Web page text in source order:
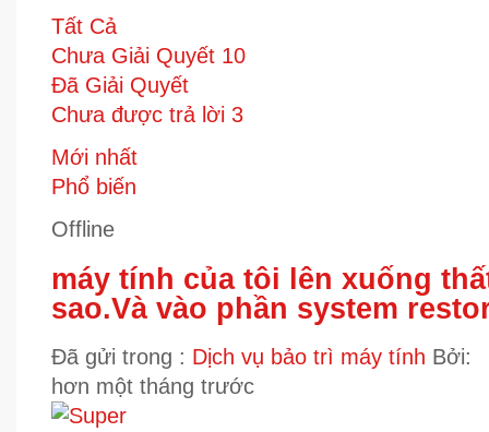
Tất Cả
Chưa Giải Quyết 10
Đã Giải Quyết
Chưa được trả lời 3
Mới nhất
Phổ biến
Offline
máy tính của tôi lên xuống
sao.Và vào phần system
Đã gửi trong : Dịch vụ bảo trì máy tính Bởi:
hơn một tháng trước